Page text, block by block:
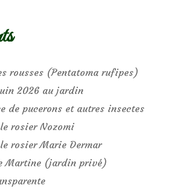
rousses (Pentatoma rufipes)
2026 au jardin
de pucerons et autres insectes
rosier Nozomi
rosier Marie Dermar
Martine (jardin privé)